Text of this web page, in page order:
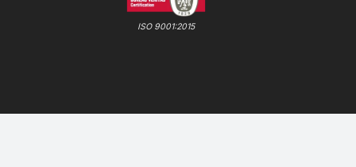
ISO 9001:2015